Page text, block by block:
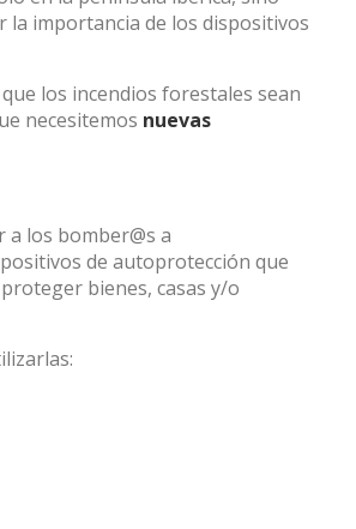
importancia de los dispositivos
los incendios forestales sean
necesitemos nuevas
los bomber@s a
de autoprotección que
bienes, casas y/o
utiliza en la
navegación de
los datos de uso
de preferencia
preferencias y
de sus
del